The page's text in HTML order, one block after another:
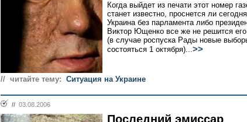
Когда выйдет из печати этот номер
станет известно, проснется ли
Украина без парламента либо
Виктор Ющенко все же не решится его
(в случае роспуска Рады новые
состояться 1 октября)...>>
// читайте тему: Ситуация на Украине
// 03.08.2006
Последний эмиссар